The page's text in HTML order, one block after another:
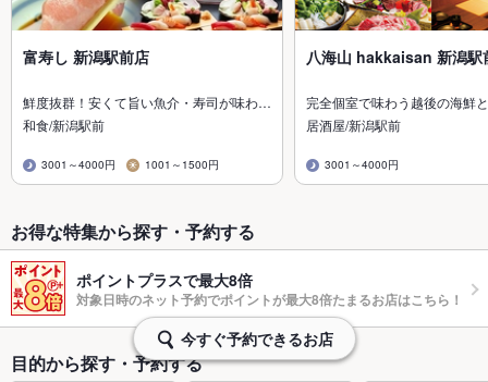
富寿し 新潟駅前店
鮮度抜群！安くて旨い魚介・寿司が味わ…
和食/新潟駅前
3001～4000円 1001～1500円
八海山 hakkaisan 新潟駅
完全個室で味わう越後の海鮮
居酒屋/新潟駅前
3001～4000円
お得な特集から探す・予約する
ポイントプラスで最大8倍
対象日時のネット予約でポイントが最大8倍たまるお店はこちら！
目的から探す・予約する
今すぐ予約できるお店